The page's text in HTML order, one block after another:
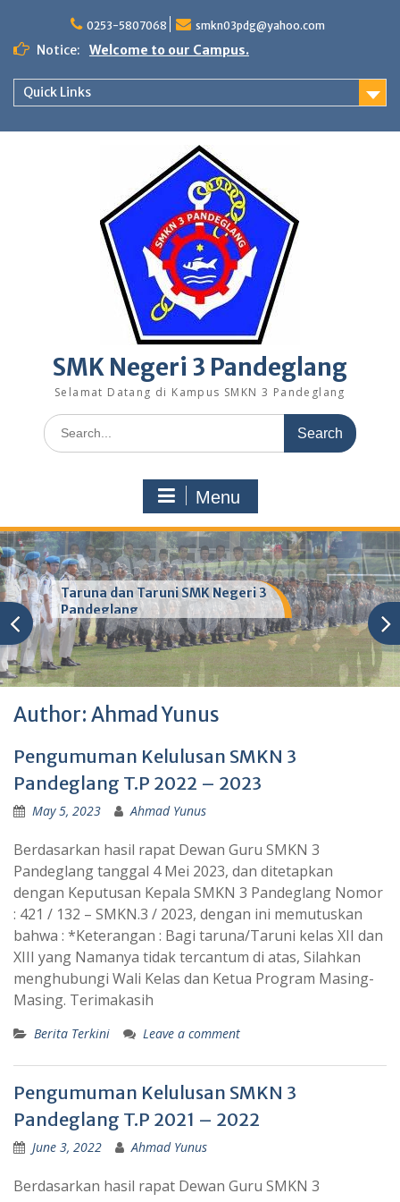
content
0253-5807068 smkn03pdg@yahoo.com
Notice: Welcome to our Campus.
Quick Links
SMK Negeri 3 Pandeglang
Selamat Datang di Kampus SMKN 3 Pandeglang
Search
for:
Menu
Taruna dan Taruni SMK Negeri 3
Pandeglang
Author: Ahmad Yunus
Pengumuman Kelulusan SMKN 3
Pandeglang T.P 2022 – 2023
May 5, 2023 Ahmad Yunus
Berdasarkan hasil rapat Dewan Guru SMKN 3
Pandeglang tanggal 4 Mei 2023, dan ditetapkan
dengan Keputusan Kepala SMKN 3 Pandeglang Nomor
: 421 / 132 – SMKN.3 / 2023, dengan ini memutuskan
bahwa : *Keterangan : Bagi taruna/Taruni kelas XII dan
XIII yang Namanya tidak tercantum di atas, Silahkan
menghubungi Wali Kelas dan Ketua Program Masing-
Masing. Terimakasih
Berita Terkini Leave a comment
Pengumuman Kelulusan SMKN 3
Pandeglang T.P 2021 – 2022
June 3, 2022 Ahmad Yunus
Berdasarkan hasil rapat Dewan Guru SMKN 3